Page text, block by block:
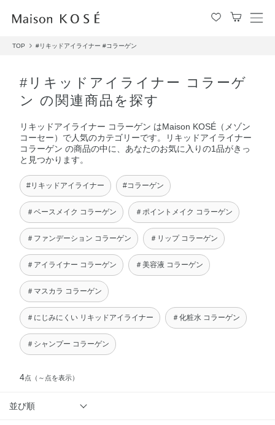
メ
TOP #リキッドアイライナー #コラーゲン
#リキッドアイライナー コラーゲ
ン の関連商品を探す
リキッドアイライナー コラーゲン はMaison KOSÉ（メゾン
コーセー）で人気のカテゴリーです。リキッドアイライナー
コラーゲン の商品の中に、あなたのお気に入りの1品がきっ
と見つかります。
#リキッドアイライナー #コラーゲン
＃ベースメイク コラーゲン ＃ポイントメイク コラーゲン
＃ファンデーション コラーゲン ＃リップ コラーゲン
＃アイライナー コラーゲン ＃美容液 コラーゲン
＃マスカラ コラーゲン
＃にじみにくい リキッドアイライナー ＃化粧水 コラーゲン
＃シャンプー コラーゲン
4点 （～点を表示）
並び順